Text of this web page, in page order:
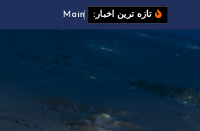
تازه ترین اخبار: na nce